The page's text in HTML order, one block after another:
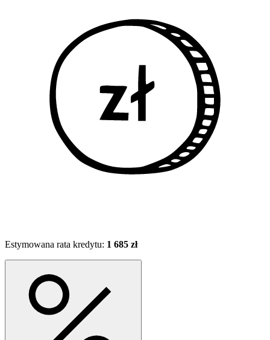
Estymowana rata kredytu: 1 685 zł